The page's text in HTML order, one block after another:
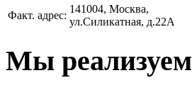
Факт. адрес:
141004, Москва,
ул.Силикатная, д.22А
Мы реализуем